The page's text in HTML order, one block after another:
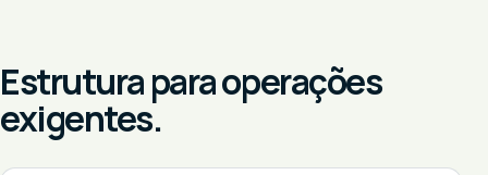
Estrutura para operações
exigentes.